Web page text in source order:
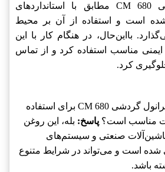
روغن ایرانول گردشی CM 680 مطابق با استانداردهای
است و استفاده از آن بر محیط
بااین‌حال، در هنگام کار با این
ایمنی مناسب استفاده کرد و از تماس
کرد.
آیا روغن ایرانول گردشی CM 680 برای استفاده
مناسب است؟ پاسخ: بله، این روغن
صنعتی و سیستم‌های
شده است و می‌تواند در شرایط متنوع
باشد.